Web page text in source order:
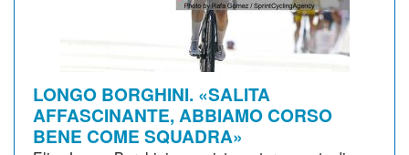
LONGO BORGHINI. «SALITA
AFFASCINANTE, ABBIAMO CORSO
BENE COME SQUADRA»